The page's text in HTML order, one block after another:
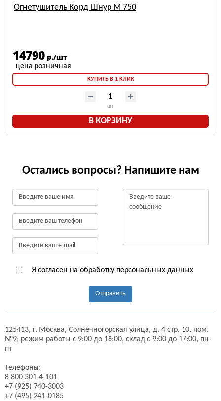
Огнетушитель Корд Шнур М 750
14790 р./шт
КУПИТЬ В 1 КЛИК
шт
В КОРЗИНУ
Остались вопросы? Напишите нам
Я согласен на обработку персональных данных
Отправить
125413, г. Москва, Солнечногорская улица, д. 4 стр. 10, пом.
№9; режим работы с 9:00 до 18:00, склад с 9:00 до 17:00, пн-
пт
Телефоны:
8 800 301-4-101
+7 (925) 740-3003
+7 (495) 241-0185